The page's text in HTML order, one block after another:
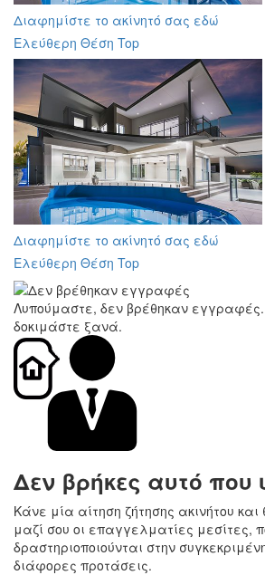
Διαφημίστε το ακίνητό σας εδώ
Ελεύθερη Θέση Top
Διαφημίστε το ακίνητό σας εδώ
Ελεύθερη Θέση Top
Λυπούμαστε, δεν βρέθηκαν
δοκιμάστε ξανά.
Δεν βρήκες αυτό που
Κάνε μία αίτηση ζήτησης ακινήτου
μαζί σου οι επαγγελματίες μεσίτες,
δραστηριοποιούνται στην
διάφορες προτάσεις.